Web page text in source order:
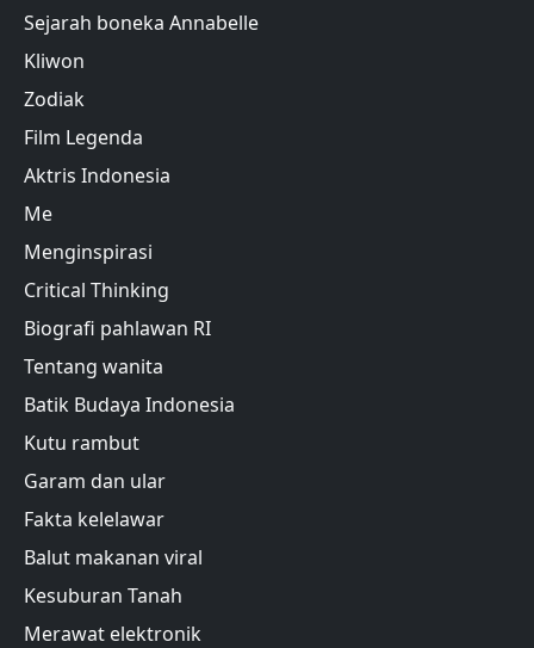
Sejarah boneka Annabelle
Kliwon
Zodiak
Film Legenda
Aktris Indonesia
Me
Menginspirasi
Critical Thinking
Biografi pahlawan RI
Tentang wanita
Batik Budaya Indonesia
Kutu rambut
Garam dan ular
Fakta kelelawar
Balut makanan viral
Kesuburan Tanah
Merawat elektronik